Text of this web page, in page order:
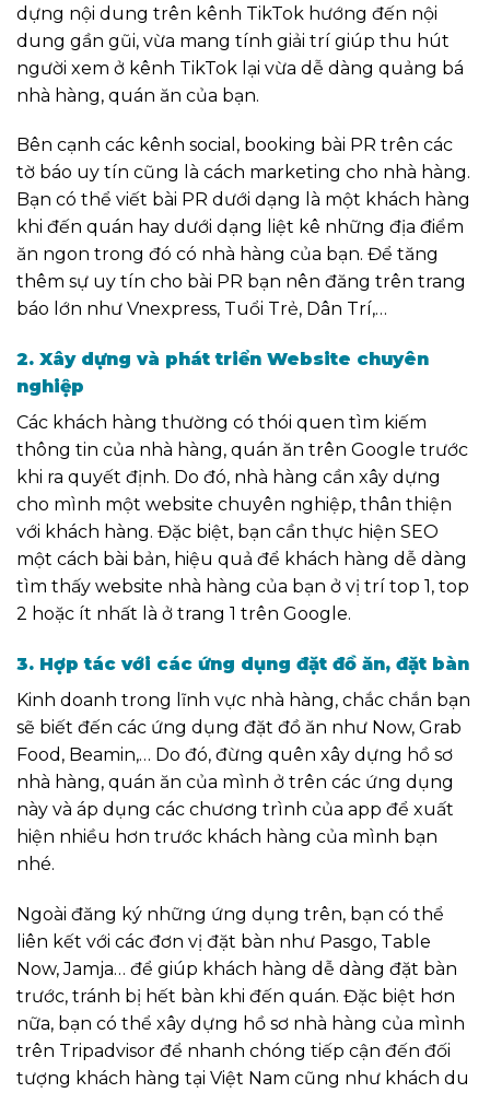
dựng nội dung trên kênh TikTok hướng đến nội
dung gần gũi, vừa mang tính giải trí giúp thu hút
người xem ở kênh TikTok lại vừa dễ dàng quảng bá
nhà hàng, quán ăn của bạn.
Bên cạnh các kênh social, booking bài PR trên các
tờ báo uy tín cũng là cách marketing cho nhà hàng.
Bạn có thể viết bài PR dưới dạng là một khách hàng
khi đến quán hay dưới dạng liệt kê những địa điểm
ăn ngon trong đó có nhà hàng của bạn. Để tăng
thêm sự uy tín cho bài PR bạn nên đăng trên trang
báo lớn như Vnexpress, Tuổi Trẻ, Dân Trí,…
2. Xây dựng và phát triển Website chuyên
nghiệp
Các khách hàng thường có thói quen tìm kiếm
thông tin của nhà hàng, quán ăn trên Google trước
khi ra quyết định. Do đó, nhà hàng cần xây dựng
cho mình một website chuyên nghiệp, thân thiện
với khách hàng. Đặc biệt, bạn cần thực hiện SEO
một cách bài bản, hiệu quả để khách hàng dễ dàng
tìm thấy website nhà hàng của bạn ở vị trí top 1, top
2 hoặc ít nhất là ở trang 1 trên Google.
3. Hợp tác với các ứng dụng đặt đồ ăn, đặt bàn
Kinh doanh trong lĩnh vực nhà hàng, chắc chắn bạn
sẽ biết đến các ứng dụng đặt đồ ăn như Now, Grab
Food, Beamin,… Do đó, đừng quên xây dựng hồ sơ
nhà hàng, quán ăn của mình ở trên các ứng dụng
này và áp dụng các chương trình của app để xuất
hiện nhiều hơn trước khách hàng của mình bạn
nhé.
Ngoài đăng ký những ứng dụng trên, bạn có thể
liên kết với các đơn vị đặt bàn như Pasgo, Table
Now, Jamja… để giúp khách hàng dễ dàng đặt bàn
trước, tránh bị hết bàn khi đến quán. Đặc biệt hơn
nữa, bạn có thể xây dựng hồ sơ nhà hàng của mình
trên Tripadvisor để nhanh chóng tiếp cận đến đối
tượng khách hàng tại Việt Nam cũng như khách du